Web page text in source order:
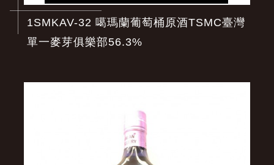
1SMKAV-32 噶瑪蘭葡萄桶原酒TSMC臺灣
單一麥芽俱樂部56.3%